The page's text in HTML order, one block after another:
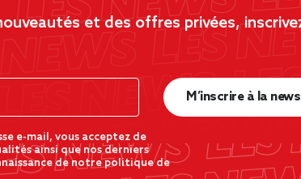
et des offres privées,
e-mail, vous acceptez de
ainsi que nos derniers
de notre politique de
M’inscrire à la